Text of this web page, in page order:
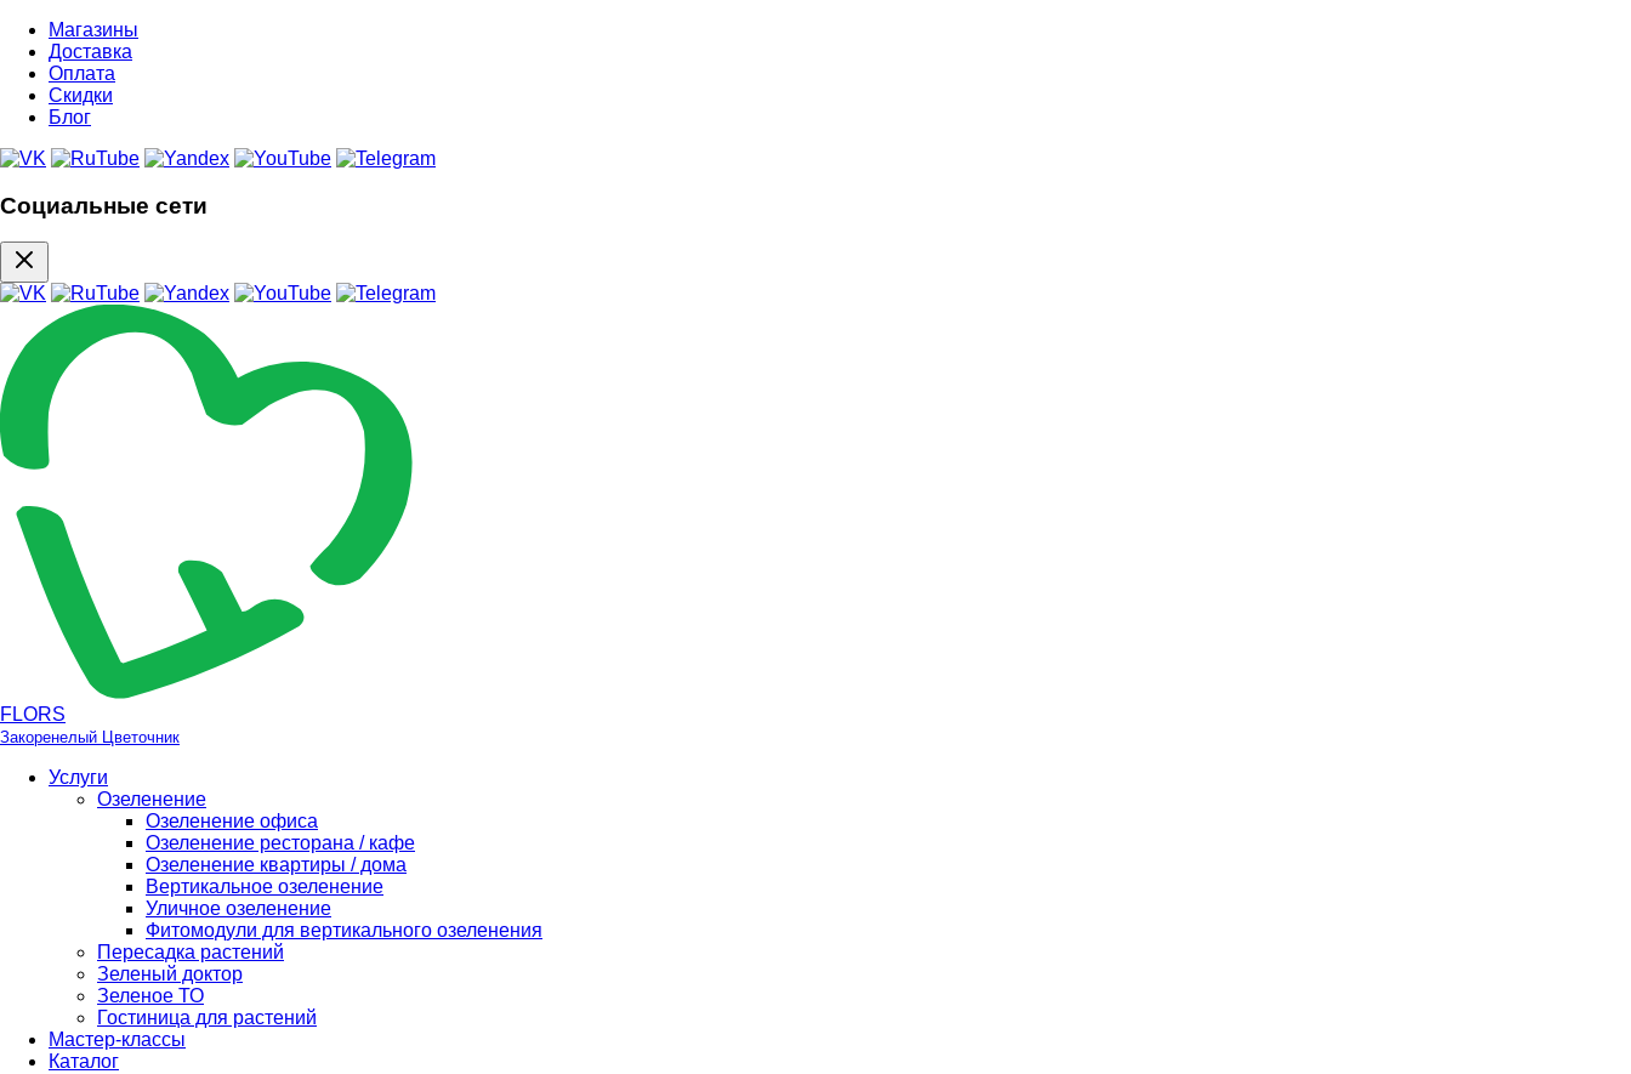
Магазины
Доставка
Оплата
Скидки
Блог
Социальные сети
FLORS
Закоренелый Цветочник
Услуги
Озеленение
Озеленение офиса
Озеленение ресторана / кафе
Озеленение квартиры / дома
Вертикальное озеленение
Уличное озеленение
Фитомодули для вертикального озеленения
Пересадка растений
Зеленый доктор
Зеленое ТО
Гостиница для растений
Мастер-классы
Каталог